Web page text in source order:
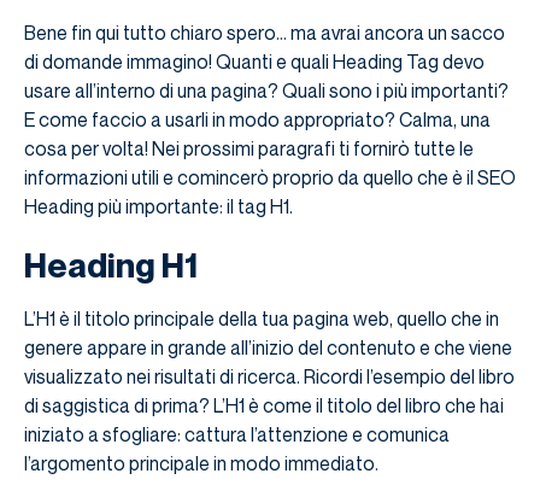
Bene fin qui tutto chiaro spero… ma avrai ancora un sacco
di domande immagino! Quanti e quali Heading Tag devo
usare all’interno di una pagina? Quali sono i più importanti?
E come faccio a usarli in modo appropriato? Calma, una
cosa per volta! Nei prossimi paragrafi ti fornirò tutte le
informazioni utili e comincerò proprio da quello che è il SEO
Heading più importante: il tag H1.
Heading H1
L’H1 è il titolo principale della tua pagina web, quello che in
genere appare in grande all’inizio del contenuto e che viene
visualizzato nei risultati di ricerca. Ricordi l’esempio del libro
di saggistica di prima? L’H1 è come il titolo del libro che hai
iniziato a sfogliare: cattura l’attenzione e comunica
l’argomento principale in modo immediato.